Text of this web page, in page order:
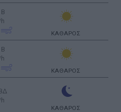
ΚΑΘΑΡΟΣ
ΚΑΘΑΡΟΣ
ΚΑΘΑΡΟΣ